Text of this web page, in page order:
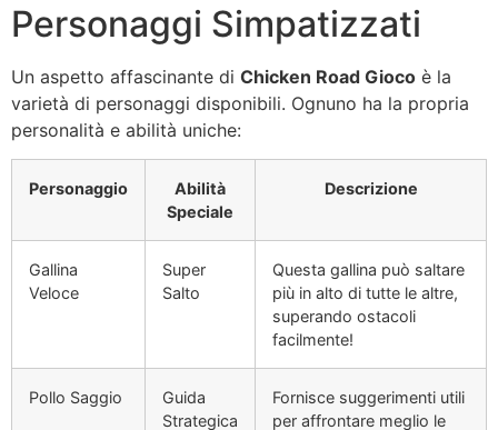
Personaggi Simpatizzati
Un aspetto affascinante di Chicken Road Gioco è la
varietà di personaggi disponibili. Ognuno ha la propria
personalità e abilità uniche:
Personaggio
Abilità
Speciale
Descrizione
Gallina
Veloce
Super
Salto
Questa gallina può saltare
più in alto di tutte le altre,
superando ostacoli
facilmente!
Pollo Saggio
Guida
Strategica
Fornisce suggerimenti utili
per affrontare meglio le